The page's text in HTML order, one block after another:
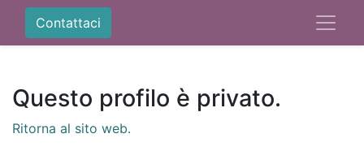
Contattaci
Questo profilo è privato.
Ritorna al sito web.